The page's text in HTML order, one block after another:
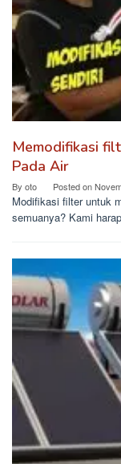
Memodifikasi
Pada Air
By oto Posted on
Modifikasi filter untuk
semuanya? Kami